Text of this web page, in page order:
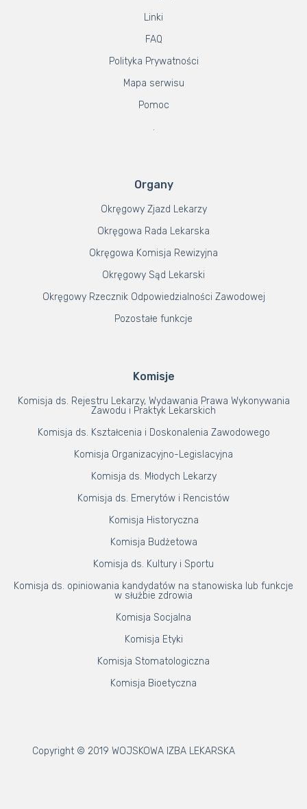
Linki
FAQ
Polityka Prywatności
Mapa serwisu
Pomoc
.
Organy
Okręgowy Zjazd Lekarzy
Okręgowa Rada Lekarska
Okręgowa Komisja Rewizyjna
Okręgowy Sąd Lekarski
Okręgowy Rzecznik Odpowiedzialności Zawodowej
Pozostałe funkcje
Komisje
Komisja ds. Rejestru Lekarzy, Wydawania Prawa Wykonywania
Zawodu i Praktyk Lekarskich
Komisja ds. Kształcenia i Doskonalenia Zawodowego
Komisja Organizacyjno-Legislacyjna
Komisja ds. Młodych Lekarzy
Komisja ds. Emerytów i Rencistów
Komisja Historyczna
Komisja Budżetowa
Komisja ds. Kultury i Sportu
Komisja ds. opiniowania kandydatów na stanowiska lub funkcje
w służbie zdrowia
Komisja Socjalna
Komisja Etyki
Komisja Stomatologiczna
Komisja Bioetyczna
Copyright © 2019 WOJSKOWA IZBA LEKARSKA